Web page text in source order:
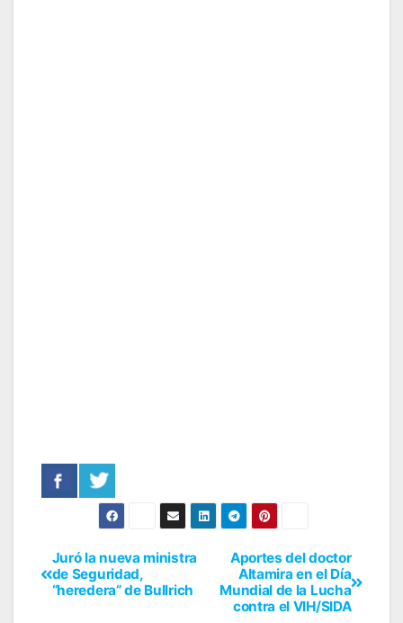
Aportes del doctor
Altamira en el Día
Mundial de la Lucha
contra el VIH/SIDA
Juró la nueva ministra
de Seguridad,
“heredera” de Bullrich